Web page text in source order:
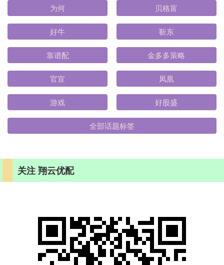
为何 贝格富
好牛 靳东
靠谱配 金多多策略
官宣 凤凰
游戏 好股盛
全部话题标签
关注 翔云优配